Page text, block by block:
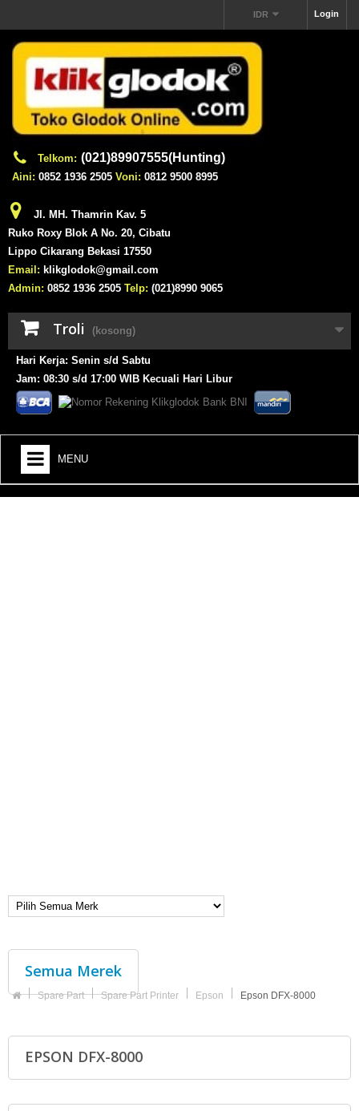
Login
IDR
Telkom: (021)89907555(Hunting)
Aini: 0852 1936 2505 Voni: 0812 9500 8995
Jl. MH. Thamrin Kav. 5
Ruko Roxy Blok A No. 20, Cibatu
Lippo Cikarang Bekasi 17550
Email: klikglodok@gmail.com
Admin: 0852 1936 2505 Telp: (021)8990 9065
Troli (kosong)
Hari Kerja: Senin s/d Sabtu
Jam: 08:30 s/d 17:00 WIB Kecuali Hari Libur
MENU
Semua Merek
Spare Part Spare Part Printer Epson Epson DFX-8000
EPSON DFX-8000